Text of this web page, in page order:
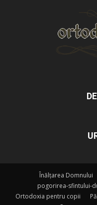
Înălțarea Domnului
pogorirea-sfintului-
Ortodoxia pentru copii